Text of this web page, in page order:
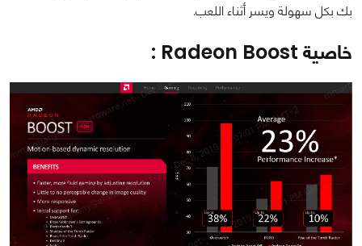
بك بكل سهولة ويسر أثناء اللعب.
خاصية Radeon Boost :